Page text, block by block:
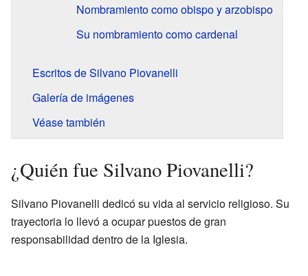
Nombramiento como obispo y arzobispo
Su nombramiento como cardenal
Escritos de Silvano Piovanelli
Galería de imágenes
Véase también
¿Quién fue Silvano Piovanelli?
Silvano Piovanelli dedicó su vida al servicio religioso. Su
trayectoria lo llevó a ocupar puestos de gran
responsabilidad dentro de la Iglesia.